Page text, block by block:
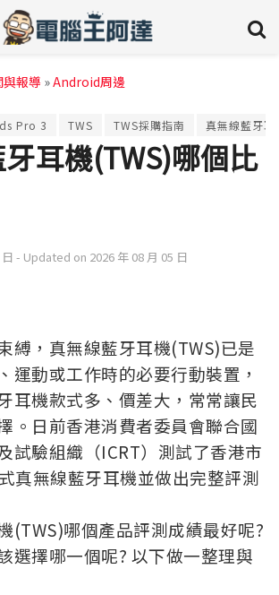
報導 »Android周邊
Pro 3 TWS TWS採購指南 真無線藍牙耳
耳機(TWS)哪個比
- Updated on 2026 年 08 月 05 日
縛，真無線藍牙耳機(TWS)已是
運動或工作時的必要行動裝置，
耳機款式多、價差大，常常讓民
。日前香港消費者委員會聯合國
試驗組織（ICRT）測試了香港市
真無線藍牙耳機並做出完整評測
(TWS)哪個產品評測成績最好呢?
選擇哪一個呢? 以下做一整理與